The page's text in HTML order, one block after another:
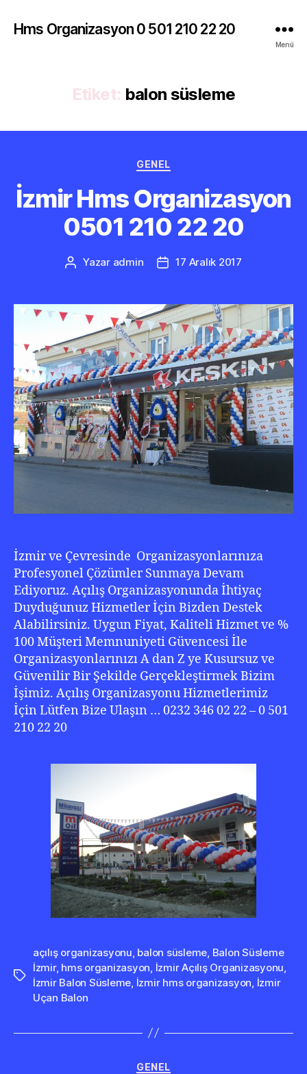
Hms Organizasyon 0 501 210 22 20
Menü
Etiket: balon süsleme
Kategoriler
GENEL
İzmir Hms Organizasyon
0501 210 22 20
Yazının
Yazar admin
Yazı17 Aralık 2017
İzmir ve Çevresinde Organizasyonlarınıza
Profesyonel Çözümler Sunmaya Devam
Ediyoruz. Açılış Organizasyonunda İhtiyaç
Duyduğunuz Hizmetler İçin Bizden Destek
Alabilirsiniz. Uygun Fiyat, Kaliteli Hizmet ve %
100 Müşteri Memnuniyeti Güvencesi İle
Organizasyonlarınızı A dan Z ye Kusursuz ve
Güvenilir Bir Şekilde Gerçekleştirmek Bizim
İşimiz. Açılış Organizasyonu Hizmetlerimiz
İçin Lütfen Bize Ulaşın … 0232 346 02 22 – 0 501
210 22 20
Etiketler
açılış organizasyonu balon süsleme Balon Süsleme
İzmir, hms organizasyon İzmir Açılış Organizasyonu
İzmir Balon Süsleme İzmir hms organizasyon İzmir
Uçan Balon
Kategoriler
GENEL